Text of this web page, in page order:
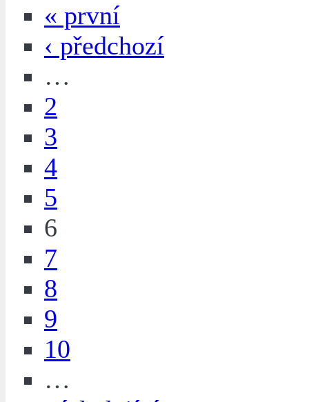
« první
‹ předchozí
…
2
3
4
5
6
7
8
9
10
…